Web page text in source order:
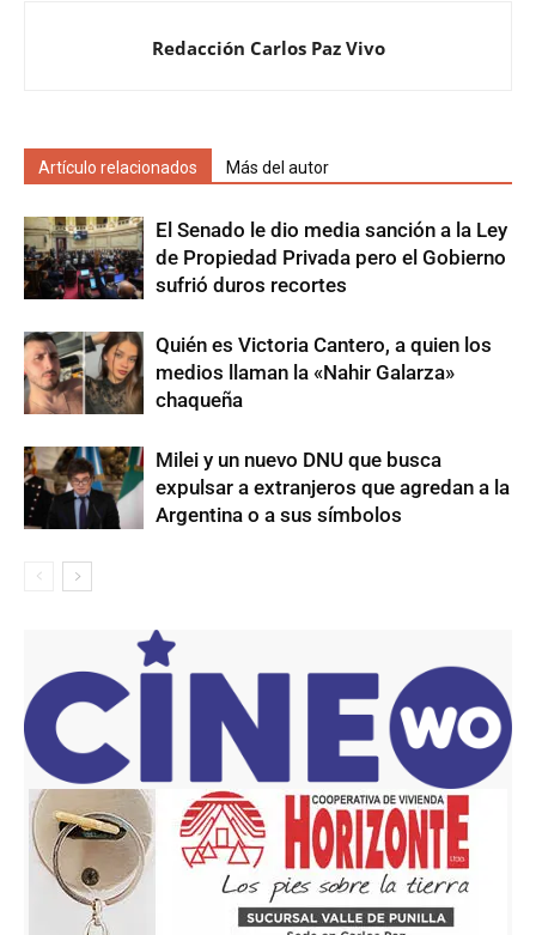
Redacción Carlos Paz Vivo
Artículo relacionados Más del autor
El Senado le dio media sanción a la Ley
de Propiedad Privada pero el Gobierno
sufrió duros recortes
Quién es Victoria Cantero, a quien los
medios llaman la «Nahir Galarza»
chaqueña
Milei y un nuevo DNU que busca
expulsar a extranjeros que agredan a la
Argentina o a sus símbolos